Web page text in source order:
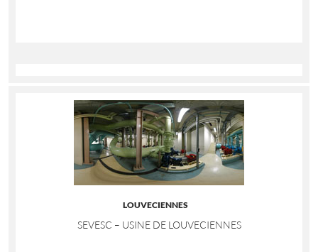
LOUVECIENNES
SEVESC – USINE DE LOUVECIENNES